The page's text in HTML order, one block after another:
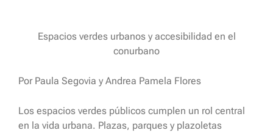
Espacios verdes urbanos y accesibilidad en el
conurbano
Por Paula Segovia y Andrea Pamela Flores
Los espacios verdes públicos cumplen un rol central
en la vida urbana. Plazas, parques y plazoletas